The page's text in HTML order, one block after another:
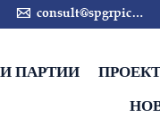
 consult@spgrpic.com
ПАРТИИ